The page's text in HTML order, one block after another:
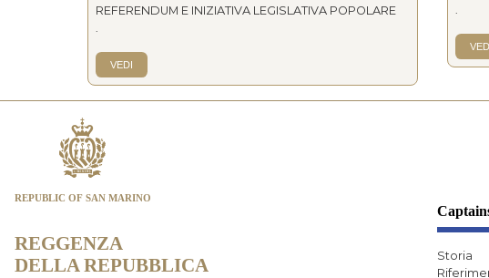
REFERENDUM E INIZIATIVA LEGISLATIVA POPOLARE
VEDI
REPUBLIC OF SAN MARINO
REGGENZA
DELLA REPUBBLICA
Storia